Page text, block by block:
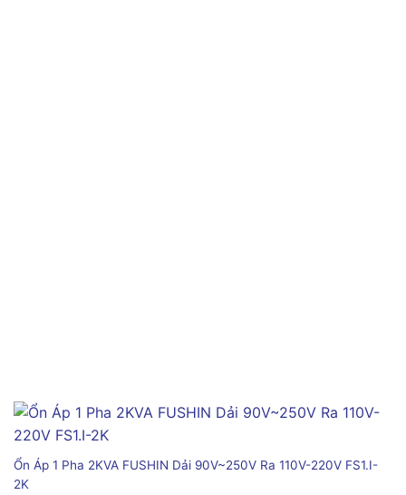
Ổn Áp 1 Pha 2KVA FUSHIN Dải 90V~250V Ra 110V-220V FS1.I-
2K